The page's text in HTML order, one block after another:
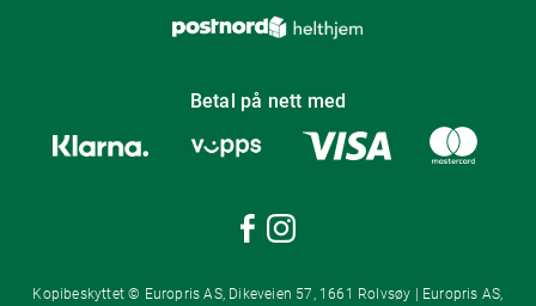
Betal på nett med
Kopibeskyttet © Europris AS, Dikeveien 57, 1661 Rolvsøy | Europris AS,